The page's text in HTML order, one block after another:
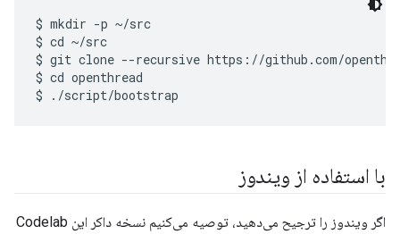
$ mkdir -p ~/src
$ cd ~/src
$ git clone --recursive https://github.com/
$ cd openthread
با استفاده از ویندوز
اگر ویندوز را ترجیح می‌دهید، توصیه می‌کنیم نسخه داکر این Codelab